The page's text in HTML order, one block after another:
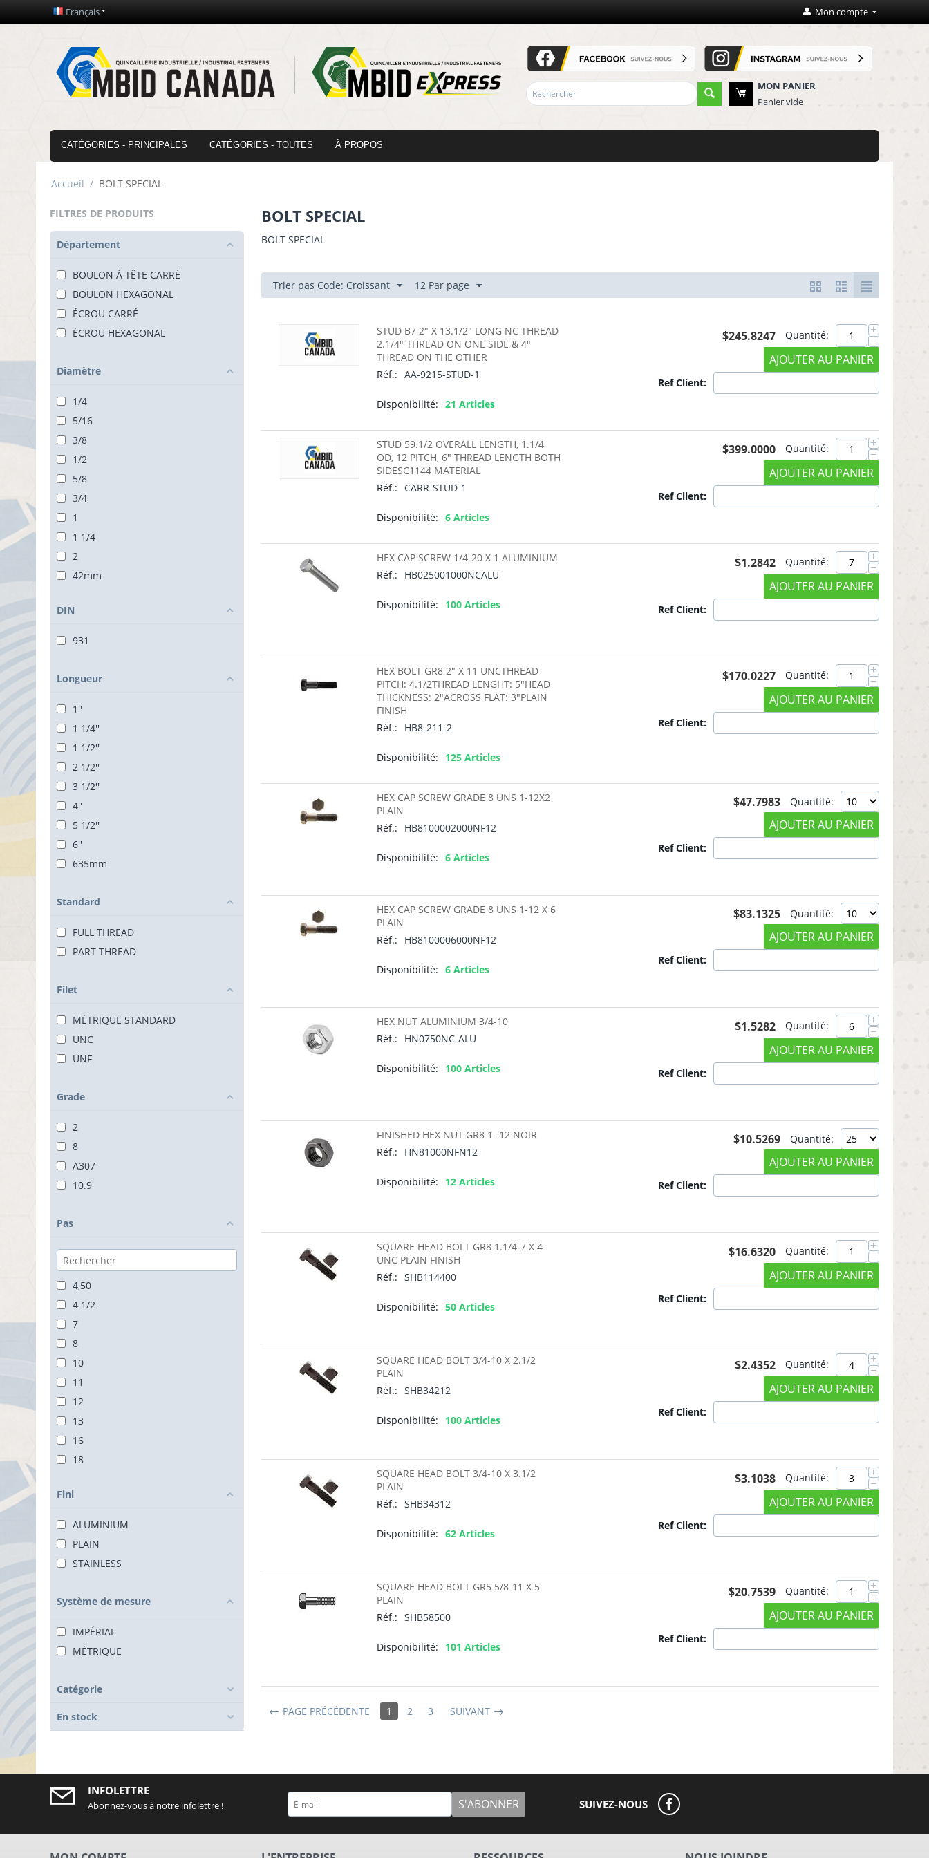
Français Mon compte
MON PANIER
Panier vide
CATÉGORIES - PRINCIPALES CATÉGORIES - TOUTES À PROPOS
Accueil / BOLT SPECIAL
FILTRES DE PRODUITS
Département
BOULON À TÊTE CARRÉ
BOULON HEXAGONAL
ÉCROU CARRÉ
ÉCROU HEXAGONAL
Diamètre
1/4
5/16
3/8
1/2
5/8
3/4
1
1 1/4
2
42mm
DIN
931
Longueur
1''
1 1/4''
1 1/2''
2 1/2''
3 1/2''
4''
5 1/2''
6''
635mm
Standard
FULL THREAD
PART THREAD
Filet
MÉTRIQUE STANDARD
UNC
UNF
Grade
2
8
A307
10.9
Pas
4,50
4 1/2
7
8
10
11
12
13
16
18
Fini
ALUMINIUM
PLAIN
STAINLESS
Système de mesure
IMPÉRIAL
MÉTRIQUE
Catégorie
En stock
BOLT SPECIAL
BOLT SPECIAL
Trier pas Code: Croissant 12 Par page
STUD B7 2" X 13.1/2" LONG NC THREAD
2.1/4" THREAD ON ONE SIDE & 4"
THREAD ON THE OTHER
Réf.: AA-9215-STUD-1
Disponibilité: 21 Articles
$245.8247 Quantité: +
−
AJOUTER AU PANIER
Ref Client:
STUD 59.1/2 OVERALL LENGTH, 1.1/4
OD, 12 PITCH, 6" THREAD LENGTH BOTH
SIDESC1144 MATERIAL
Réf.:
CARR-STUD-1
Disponibilité: 6 Articles
$399.0000 Quantité: +
−
AJOUTER AU PANIER
Ref Client:
HEX CAP SCREW 1/4-20 X 1 ALUMINIUM
Réf.:
HB025001000NCALU
Disponibilité: 100 Articles
$1.2842 Quantité: +
−
AJOUTER AU PANIER
Ref Client:
HEX BOLT GR8 2" X 11 UNCTHREAD
PITCH: 4.1/2THREAD LENGHT: 5"HEAD
THICKNESS: 2"ACROSS FLAT: 3"PLAIN
FINISH
Réf.:
HB8-211-2
Disponibilité: 125 Articles
$170.0227 Quantité: +
−
AJOUTER AU PANIER
Ref Client:
HEX CAP SCREW GRADE 8 UNS 1-12X2
PLAIN
Réf.:
HB8100002000NF12
Disponibilité: 6 Articles
$47.7983 Quantité:
AJOUTER AU PANIER
Ref Client:
HEX CAP SCREW GRADE 8 UNS 1-12 X 6
PLAIN
Réf.:
HB8100006000NF12
Disponibilité: 6 Articles
$83.1325 Quantité:
AJOUTER AU PANIER
Ref Client:
HEX NUT ALUMINIUM 3/4-10
Réf.:
HN0750NC-ALU
Disponibilité: 100 Articles
$1.5282 Quantité: +
−
AJOUTER AU PANIER
Ref Client:
FINISHED HEX NUT GR8 1 -12 NOIR
Réf.:
HN81000NFN12
Disponibilité: 12 Articles
$10.5269 Quantité:
AJOUTER AU PANIER
Ref Client:
SQUARE HEAD BOLT GR8 1.1/4-7 X 4
UNC PLAIN FINISH
Réf.: SHB114400
Disponibilité: 50 Articles
$16.6320 Quantité: +
−
AJOUTER AU PANIER
Ref Client:
SQUARE HEAD BOLT 3/4-10 X 2.1/2
PLAIN
Réf.: SHB34212
Disponibilité: 100 Articles
$2.4352 Quantité: +
−
AJOUTER AU PANIER
Ref Client:
SQUARE HEAD BOLT 3/4-10 X 3.1/2
PLAIN
Réf.: SHB34312
Disponibilité: 62 Articles
$3.1038 Quantité: +
−
AJOUTER AU PANIER
Ref Client:
SQUARE HEAD BOLT GR5 5/8-11 X 5
PLAIN
Réf.: SHB58500
Disponibilité: 101 Articles
$20.7539 Quantité: +
−
AJOUTER AU PANIER
Ref Client:
PAGE PRÉCÉDENTE 1 2 3 SUIVANT
INFOLETTRE
Abonnez-vous à notre infolettre ! S'ABONNER SUIVEZ-NOUS